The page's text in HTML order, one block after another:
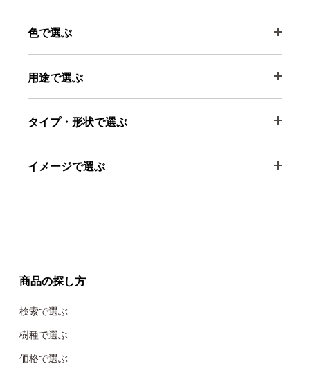
色で選ぶ
用途で選ぶ
タイプ・形状で選ぶ
イメージで選ぶ
商品の探し方
検索で選ぶ
樹種で選ぶ
価格で選ぶ